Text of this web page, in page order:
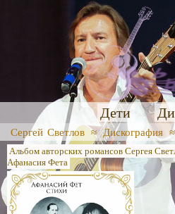
Дети
Сергей Светлов ≈Дискография ≈
Альбом авторских романсов Сергея
Афанасия Фета